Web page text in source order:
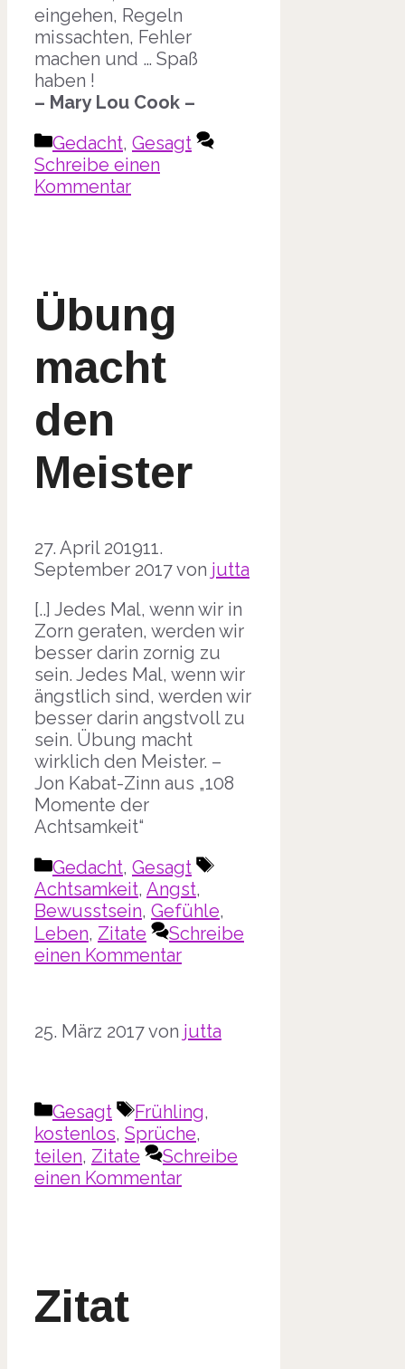
eingehen, Regeln
missachten, Fehler
machen und … Spaß
haben !
– Mary Lou Cook –
Kategorien
Gedacht, Gesagt
Schreibe einen
Kommentar
Übung
macht
den
Meister
27. April 201911.
September 2017von jutta
[..] Jedes Mal, wenn wir in
Zorn geraten, werden wir
besser darin zornig zu
sein. Jedes Mal, wenn wir
ängstlich sind, werden wir
besser darin angstvoll zu
sein. Übung macht
wirklich den Meister. –
Jon Kabat-Zinn aus „108
Momente der
Achtsamkeit“
Kategorien
Gedacht, Gesagt
Schlagwörter
Achtsamkeit, Angst,
Bewusstsein, Gefühle,
Leben, Zitate
Schreibe
einen Kommentar
25. März 2017von jutta
Kategorien
Gesagt Schlagwörter
Frühling,
kostenlos, Sprüche,
teilen, Zitate
Schreibe
einen Kommentar
Zitat